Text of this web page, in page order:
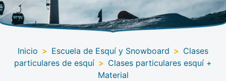
Inicio > Escuela de Esquí y Snowboard > Clases
particulares de esquí > Clases particulares esquí +
Material